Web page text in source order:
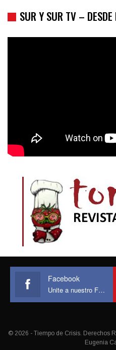
SUR Y SUR TV – DESDE
Facebook
Unite a nuestro Face
© 2026 - Tiempo de Crisis. Derechos
Eugenia